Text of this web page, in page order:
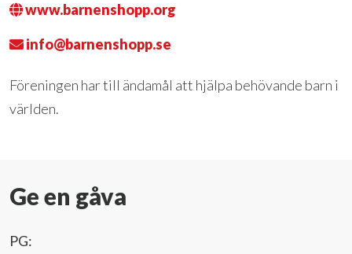
www.barnenshopp.org
info@barnenshopp.se
Föreningen har till ändamål att hjälpa behövande barn i
världen.
Ge en gåva
PG: